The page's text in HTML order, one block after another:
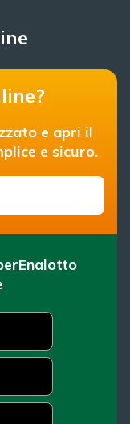
e apri il
e sicuro.